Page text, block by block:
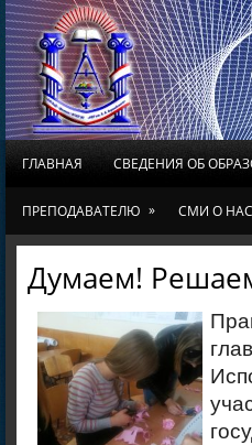
ГЛАВНАЯ СВЕДЕНИЯ ОБ
ПРЕПОДАВАТЕЛЮ » СМИ О НАС
Думаем!